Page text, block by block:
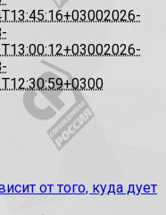
2026-
2026-
от того, куда дует